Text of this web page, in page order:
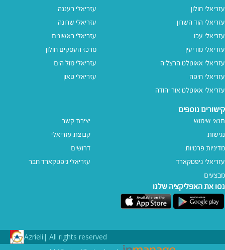
עזריאלי חולון
עזריאלי הוד השרון
עזריאלי עכו
עזריאלי מודיעין
עזריאלי אאוטלט הרצליה
עזריאלי חיפה
עזריאלי אאוטלט אור יהודה
עזריאלי רעננה
עזריאלי שרונה
עזריאלי ראשונים
מרכז העסקים חולון
עזריאלי מול הים
עזריאלי טאון
קישורים נוספים
תנאי שימוש
נגישות
מדיניות פרטיות
עזריאלי גיפטקארד
מבצעים
יצירת קשר
קבוצת עזריאלי
דרושים
עזריאלי גיפטקארד חבר‎
נסו את האפליקציה שלנו
All rights reserved |
Azrieli